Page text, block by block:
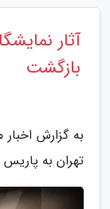
آثار
بازگشت
به گزارش
تهران به پاریس